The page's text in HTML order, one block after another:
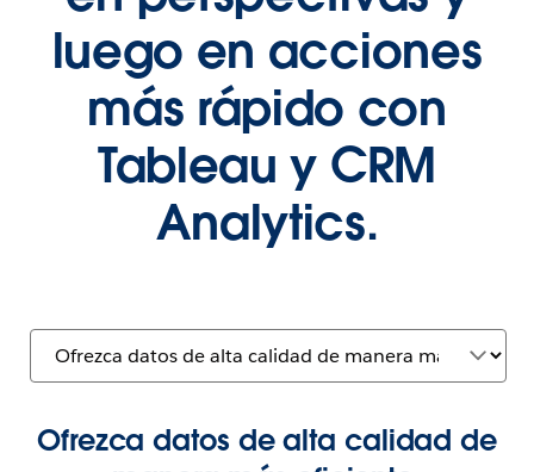
luego en acciones
más rápido con
Tableau y CRM
Analytics.
Ofrezca datos de alta calidad de